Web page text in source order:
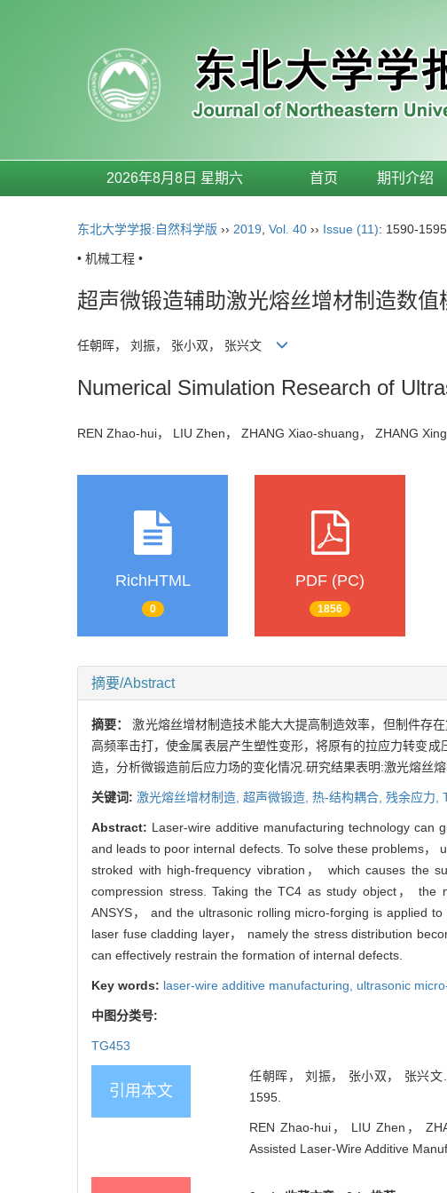
2026年8月8日 星期六 首页 期刊介绍
东北大学学报:自然科学版 ›› 2019 Vol. 40 ›› Issue (11): 1590-1595.
• 机械工程 •
超声微锻造辅助激光熔丝增材制造数值
任朝晖， 刘振， 张小双， 张兴文
Numerical Simulation Research of
REN Zhao-hui， LIU Zhen， ZHANG Xiao-shuang， ZHANG
RichHTML
0
PDF (PC)
1856
摘要/Abstract
摘要：激光熔丝增材制造技术能大大提高制造效率，但制件存
高频率击打，使金属表层产生塑性变形，将原有的拉应力转变
造，分析微锻造前后应力场的变化情况.研究结果表明:激光熔丝
关键词: 激光熔丝增材制造, 超声微锻造, 热-结构耦合, 残余应力,
Abstract: Laser-wire additive manufacturing technology can
and leads to poor internal defects. To solve these problems
stroked with high-frequency vibration， which causes the
compression stress. Taking the TC4 as study object， the
ANSYS， and the ultrasonic rolling micro-forging is applied
laser fuse cladding layer， namely the stress distribution
can effectively restrain the formation of internal defects.
Key words: laser-wire additive manufacturing, ultrasonic
中图分类号:
TG453
引用本文
任朝晖， 刘振， 张小双， 张兴
1595.
REN Zhao-hui， LIU Zhen，
Assisted Laser-Wire Additive